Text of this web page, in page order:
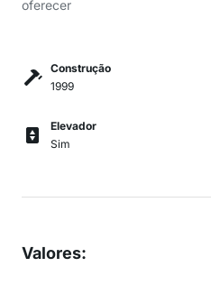
oferecer
Construção
1999
Elevador
Sim
Valores: